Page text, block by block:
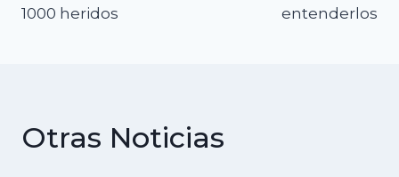
1000 heridos
entenderlos
Otras Noticias